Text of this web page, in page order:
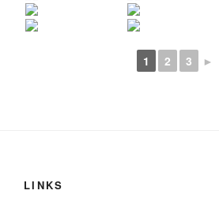
1 2 3 ►
LINKS